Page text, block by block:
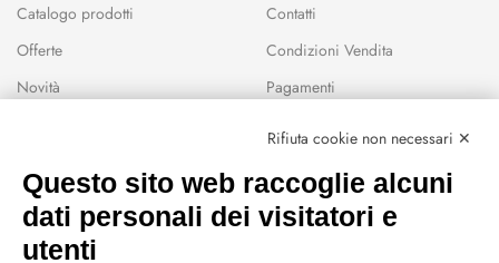
Catalogo prodotti
Offerte
Novità
Wishlist
Contatti
Condizioni Vendita
Pagamenti
CEP GREEN
Rifiuta cookie non necessari ✕
Questo sito web raccoglie alcuni
dati personali dei visitatori e
utenti